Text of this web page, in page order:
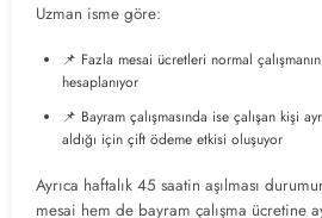
Uzman isme göre:
📌 Fazla mesai ücretleri normal
hesaplanıyor
📌 Bayram çalışmasında ise çalışan kişi
aldığı için çift ödeme etkisi oluşuyor
Ayrıca haftalık 45 saatin aşılması
mesai hem de bayram çalışma ücretine